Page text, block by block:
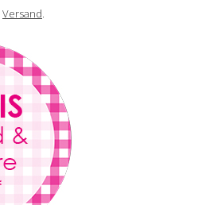
Versand.